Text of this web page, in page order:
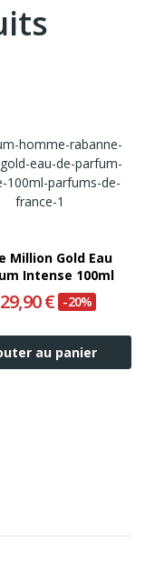
Million Gold Eau
Intense 100ml
€ -20%
au panier